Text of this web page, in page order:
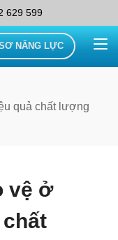
629 599
NĂNG LỰC
quả chất lượng
vệ ở